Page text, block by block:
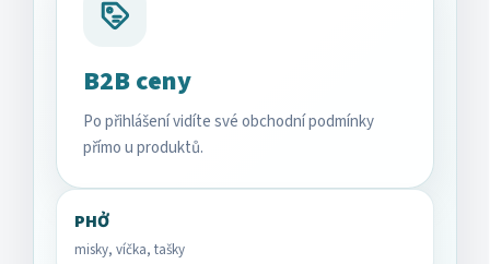
B2B ceny
Po přihlášení vidíte své obchodní podmínky
přímo u produktů.
PHỞ
misky, víčka, tašky